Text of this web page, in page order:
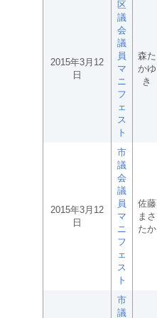
2015年3月12
日
区
議
会
議
員
マ
ニ
フ
ェ
ス
ト
森た
かゆ
き
2015年3月12
日
市
議
会
議
員
マ
ニ
フ
ェ
ス
ト
佐藤
まさ
たか
市
議